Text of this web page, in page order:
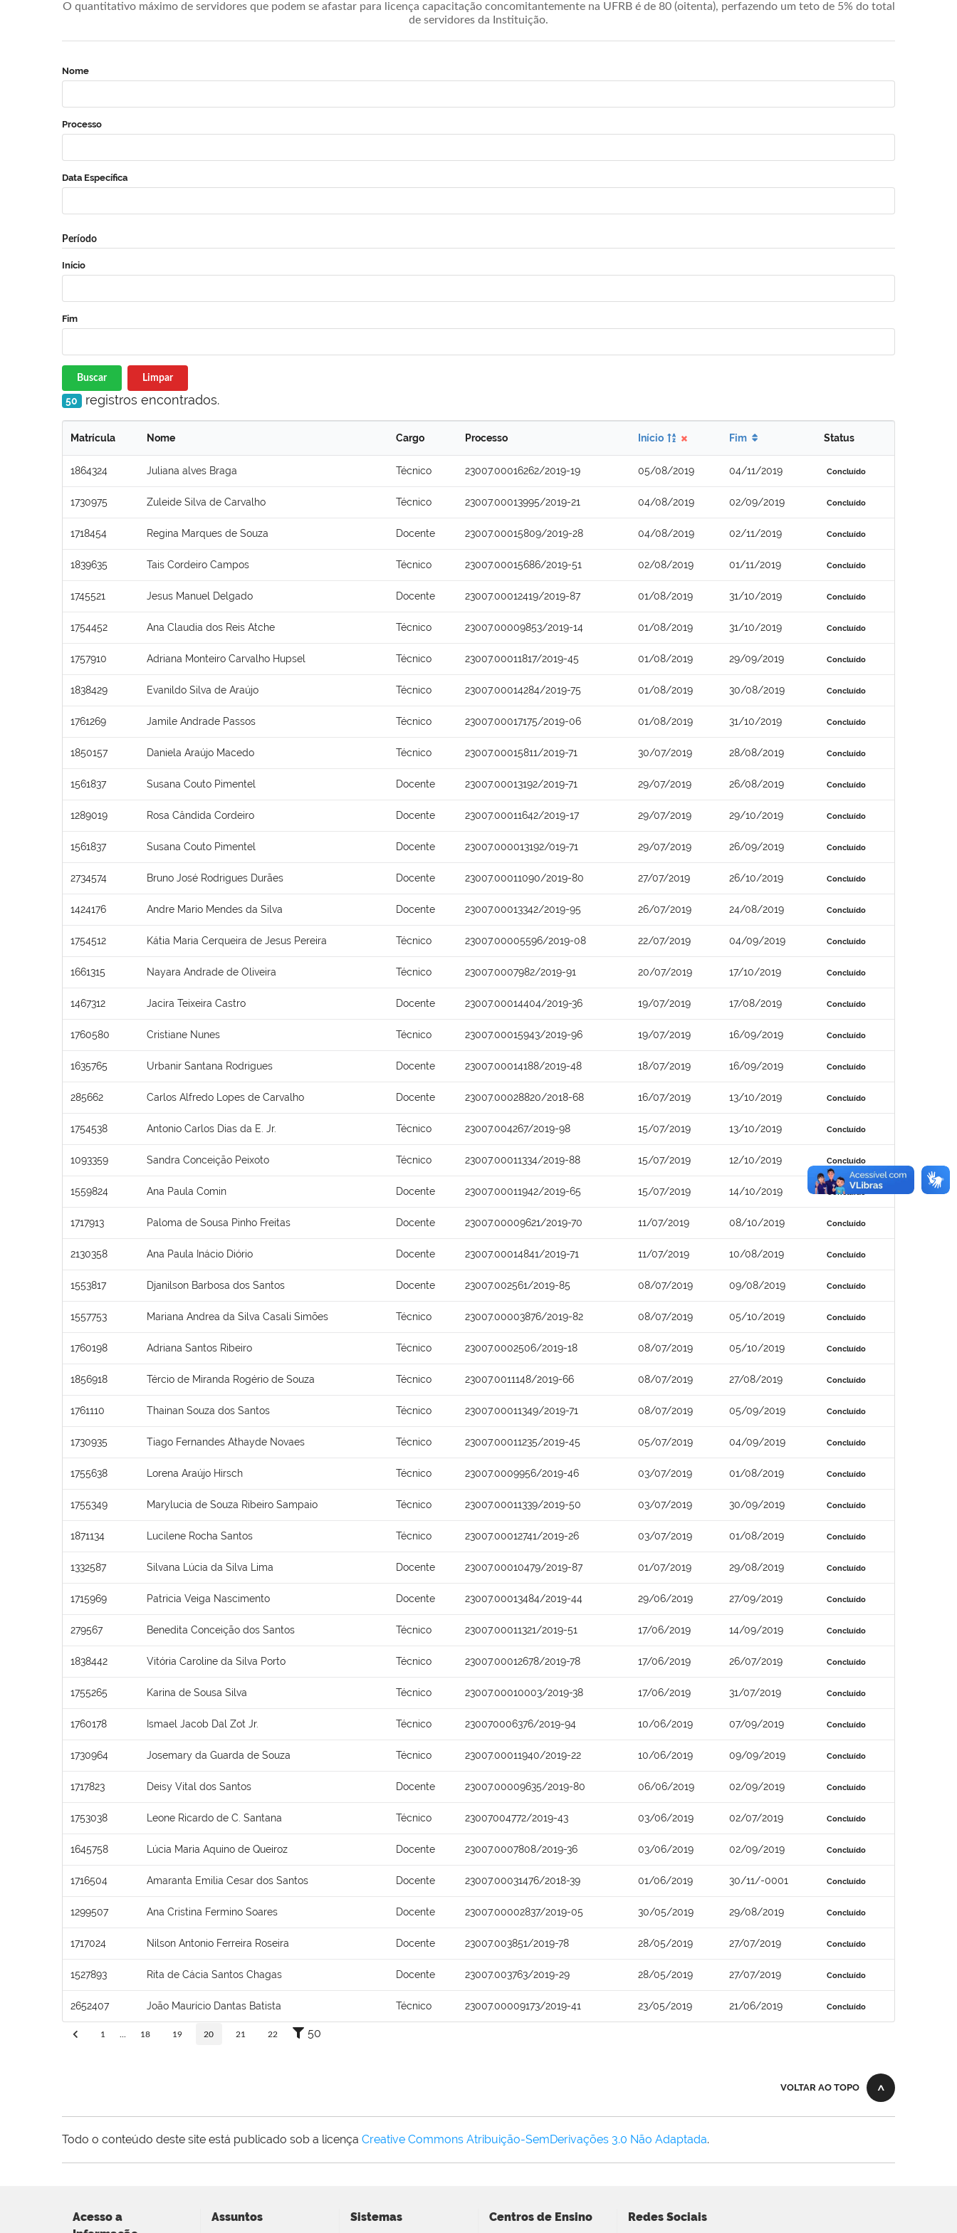
O quantitativo máximo de servidores que podem se afastar para licença capacitação concomitantemente na UFRB é de 80 (oitenta), perfazendo um teto de 5% do total
de servidores da Instituição.
Nome
Processo
Data Específica
Período
Início
Fim
Buscar Limpar
50 registros encontrados.
Matrícula Nome Cargo Processo Início Fim Status
1864324 Juliana alves Braga Técnico 23007.00016262/2019-19 05/08/2019 04/11/2019 Concluído
1730975 Zuleide Silva de Carvalho Técnico 23007.00013995/2019-21 04/08/2019 02/09/2019 Concluído
1718454 Regina Marques de Souza Docente 23007.00015809/2019-28 04/08/2019 02/11/2019 Concluído
1839635 Tais Cordeiro Campos Técnico 23007.00015686/2019-51 02/08/2019 01/11/2019 Concluído
1745521 Jesus Manuel Delgado Docente 23007.00012419/2019-87 01/08/2019 31/10/2019 Concluído
1754452 Ana Claudia dos Reis Atche Técnico 23007.00009853/2019-14 01/08/2019 31/10/2019 Concluído
1757910 Adriana Monteiro Carvalho Hupsel Técnico 23007.00011817/2019-45 01/08/2019 29/09/2019 Concluído
1838429 Evanildo Silva de Araújo Técnico 23007.00014284/2019-75 01/08/2019 30/08/2019 Concluído
1761269 Jamile Andrade Passos Técnico 23007.00017175/2019-06 01/08/2019 31/10/2019 Concluído
1850157 Daniela Araújo Macedo Técnico 23007.00015811/2019-71 30/07/2019 28/08/2019 Concluído
1561837 Susana Couto Pimentel Docente 23007.00013192/2019-71 29/07/2019 26/08/2019 Concluído
1289019 Rosa Cândida Cordeiro Docente 23007.00011642/2019-17 29/07/2019 29/10/2019 Concluído
1561837 Susana Couto Pimentel Docente 23007.000013192/019-71 29/07/2019 26/09/2019 Concluído
2734574 Bruno José Rodrigues Durães Docente 23007.00011090/2019-80 27/07/2019 26/10/2019 Concluído
1424176 Andre Mario Mendes da Silva Docente 23007.00013342/2019-95 26/07/2019 24/08/2019 Concluído
1754512 Kátia Maria Cerqueira de Jesus Pereira Técnico 23007.00005596/2019-08 22/07/2019 04/09/2019 Concluído
1661315 Nayara Andrade de Oliveira Técnico 23007.0007982/2019-91 20/07/2019 17/10/2019 Concluído
1467312 Jacira Teixeira Castro Docente 23007.00014404/2019-36 19/07/2019 17/08/2019 Concluído
1760580 Cristiane Nunes Técnico 23007.00015943/2019-96 19/07/2019 16/09/2019 Concluído
1635765 Urbanir Santana Rodrigues Docente 23007.00014188/2019-48 18/07/2019 16/09/2019 Concluído
285662 Carlos Alfredo Lopes de Carvalho Docente 23007.00028820/2018-68 16/07/2019 13/10/2019 Concluído
1754538 Antonio Carlos Dias da E. Jr. Técnico 23007.004267/2019-98 15/07/2019 13/10/2019 Concluído
1093359 Sandra Conceição Peixoto Técnico 23007.00011334/2019-88 15/07/2019 12/10/2019 Concluído
1559824 Ana Paula Comin Docente 23007.00011942/2019-65 15/07/2019 14/10/2019 Concluído
1717913 Paloma de Sousa Pinho Freitas Docente 23007.00009621/2019-70 11/07/2019 08/10/2019 Concluído
2130358 Ana Paula Inácio Diório Docente 23007.00014841/2019-71 11/07/2019 10/08/2019 Concluído
1553817 Djanilson Barbosa dos Santos Docente 23007.002561/2019-85 08/07/2019 09/08/2019 Concluído
1557753 Mariana Andrea da Silva Casali Simões Técnico 23007.00003876/2019-82 08/07/2019 05/10/2019 Concluído
1760198 Adriana Santos Ribeiro Técnico 23007.0002506/2019-18 08/07/2019 05/10/2019 Concluído
1856918 Tércio de Miranda Rogério de Souza Técnico 23007.0011148/2019-66 08/07/2019 27/08/2019 Concluído
1761110 Thainan Souza dos Santos Técnico 23007.00011349/2019-71 08/07/2019 05/09/2019 Concluído
1730935 Tiago Fernandes Athayde Novaes Técnico 23007.00011235/2019-45 05/07/2019 04/09/2019 Concluído
1755638 Lorena Araújo Hirsch Técnico 23007.0009956/2019-46 03/07/2019 01/08/2019 Concluído
1755349 Marylucia de Souza Ribeiro Sampaio Técnico 23007.00011339/2019-50 03/07/2019 30/09/2019 Concluído
1871134 Lucilene Rocha Santos Técnico 23007.00012741/2019-26 03/07/2019 01/08/2019 Concluído
1332587 Silvana Lúcia da Silva Lima Docente 23007.00010479/2019-87 01/07/2019 29/08/2019 Concluído
1715969 Patricia Veiga Nascimento Docente 23007.00013484/2019-44 29/06/2019 27/09/2019 Concluído
279567 Benedita Conceição dos Santos Técnico 23007.00011321/2019-51 17/06/2019 14/09/2019 Concluído
1838442 Vitória Caroline da Silva Porto Técnico 23007.00012678/2019-78 17/06/2019 26/07/2019 Concluído
1755265 Karina de Sousa Silva Técnico 23007.00010003/2019-38 17/06/2019 31/07/2019 Concluído
1760178 Ismael Jacob Dal Zot Jr. Técnico 230070006376/2019-94 10/06/2019 07/09/2019 Concluído
1730964 Josemary da Guarda de Souza Técnico 23007.00011940/2019-22 10/06/2019 09/09/2019 Concluído
1717823 Deisy Vital dos Santos Docente 23007.00009635/2019-80 06/06/2019 02/09/2019 Concluído
1753038 Leone Ricardo de C. Santana Técnico 23007004772/2019-43 03/06/2019 02/07/2019 Concluído
1645758 Lúcia Maria Aquino de Queiroz Docente 23007.0007808/2019-36 03/06/2019 02/09/2019 Concluído
1716504 Amaranta Emilia Cesar dos Santos Docente 23007.00031476/2018-39 01/06/2019 30/11/-0001 Concluído
1299507 Ana Cristina Fermino Soares Docente 23007.00002837/2019-05 30/05/2019 29/08/2019 Concluído
1717024 Nilson Antonio Ferreira Roseira Docente 23007.003851/2019-78 28/05/2019 27/07/2019 Concluído
1527893 Rita de Cácia Santos Chagas Docente 23007.003763/2019-29 28/05/2019 27/07/2019 Concluído
2652407 João Maurício Dantas Batista Técnico 23007.00009173/2019-41 23/05/2019 21/06/2019 Concluído
1 18 19 20 21 22 50
VOLTAR AO TOPO
Todo o conteúdo deste site está publicado sob a licença Creative Commons Atribuição-SemDerivações 3.0 Não Adaptada.
Acesso a
Assuntos Sistemas Centros de Ensino Redes Sociais